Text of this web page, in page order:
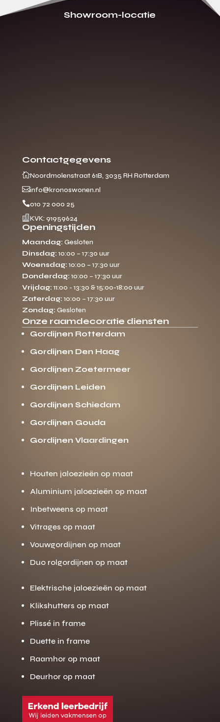
Showroom-locatie
Contactgegevens
Noordmolenstraat 61B, 3035 RH Rotterdam
info@kronoswonen.nl
010 72 000 25
 KVK: 91959624
Openingstijden
Maandag: Gesloten
Dinsdag: 10:00 – 17:30 uur
Woensdag: 10:00 – 17:30 uur
Donderdag: 10:00 – 17:30 uur
Vrijdag: 11:00 - 13:30 & 15:00-18:00 uur
Zaterdag: 10:00 – 17:30 uur
Zondag: Gesloten
Onze raamdecoratie diensten
Gordijnen Rotterdam
Gordijnen Den Haag
Gordijnen Zoetermeer
Gordijnen Leiden
Gordijnen Schiedam
Gordijnen Gouda
Gordijnen Vlaardingen
Houten jaloezieën op maat
Aluminium jaloezieën op maat
Inbetweens op maat
Vitrages op maat
Vouwgordijnen op maat
Duo rolgordijnen op maat
Elektrische jaloezieën op maat
Klikshutters op maat
Plissé in frame
Duette in frame
Raamhor op maat
Deurhor op maat